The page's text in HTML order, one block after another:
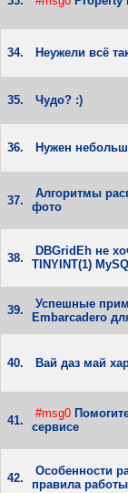
34. Неужели всё
35. Чудо? :)
36. Нужен
37.
Алгоритмы
фото
38.
DBGridEh не
TINYINT(1)
39.
Успешные
Embarcadero
40. Вай даз май
41.
#msg0
сервисе
42.
Особенности
правила